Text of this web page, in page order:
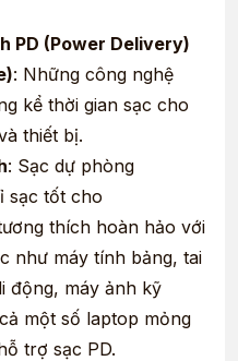
PD (Power Delivery)
: Những công nghệ
kể thời gian sạc cho
thiết bị.
: Sạc dự phòng
sạc tốt cho
thích hoàn hảo với
như máy tính bảng, tai
động, máy ảnh kỹ
một số laptop mỏng
trợ sạc PD.